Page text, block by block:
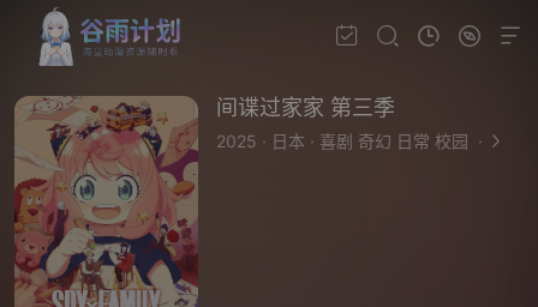
间谍过家家 第三季
2025 · 日本 · 喜剧 奇幻 日常 校园 ·